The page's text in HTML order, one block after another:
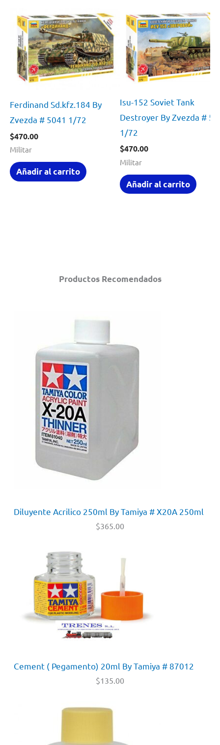
Productos Recomendados
Diluyente Acrilico 250ml By Tamiya # X20A 250ml
$365.00
Cement ( Pegamento) 20ml By Tamiya # 87012
$135.00
Ferdinand Sd.kfz.184 By
Zvezda # 5041 1/72
$470.00
Militar
Añadir al carrito
Isu-152 Soviet Tank
Destroyer By Zvezda #
1/72
$470.00
Militar
Añadir al carrito